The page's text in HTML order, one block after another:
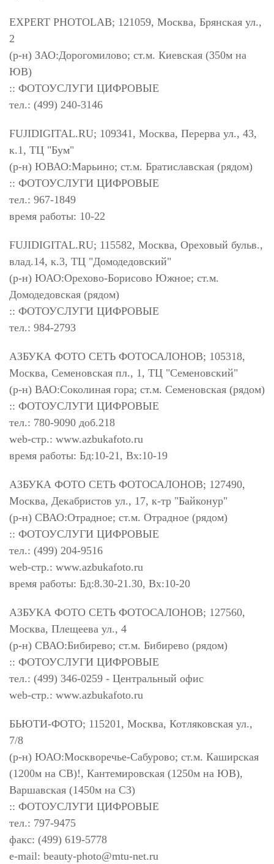
EXPERT PHOTOLAB; 121059, Москва, Брянская ул.,
2
(р-н) ЗАО:Дорогомилово; ст.м. Киевская (350м на
ЮВ)
:: ФОТОУСЛУГИ ЦИФРОВЫЕ
тел.: (499) 240-3146
FUJIDIGITAL.RU; 109341, Москва, Перерва ул., 43,
к.1, ТЦ "Бум"
(р-н) ЮВАО:Марьино; ст.м. Братиславская (рядом)
:: ФОТОУСЛУГИ ЦИФРОВЫЕ
тел.: 967-1849
время работы: 10-22
FUJIDIGITAL.RU; 115582, Москва, Ореховый бульв.,
влад.14, к.3, ТЦ "Домодедовский"
(р-н) ЮАО:Орехово-Борисово Южное; ст.м.
Домодедовская (рядом)
:: ФОТОУСЛУГИ ЦИФРОВЫЕ
тел.: 984-2793
АЗБУКА ФОТО СЕТЬ ФОТОСАЛОНОВ; 105318,
Москва, Семеновская пл., 1, ТЦ "Семеновский"
(р-н) ВАО:Соколиная гора; ст.м. Семеновская (рядом)
:: ФОТОУСЛУГИ ЦИФРОВЫЕ
тел.: 780-9090 доб.218
web-стр.: www.azbukafoto.ru
время работы: Бд:10-21, Вх:10-19
АЗБУКА ФОТО СЕТЬ ФОТОСАЛОНОВ; 127490,
Москва, Декабристов ул., 17, к-тр "Байконур"
(р-н) СВАО:Отрадное; ст.м. Отрадное (рядом)
:: ФОТОУСЛУГИ ЦИФРОВЫЕ
тел.: (499) 204-9516
web-стр.: www.azbukafoto.ru
время работы: Бд:8.30-21.30, Вх:10-20
АЗБУКА ФОТО СЕТЬ ФОТОСАЛОНОВ; 127560,
Москва, Плещеева ул., 4
(р-н) СВАО:Бибирево; ст.м. Бибирево (рядом)
:: ФОТОУСЛУГИ ЦИФРОВЫЕ
тел.: (499) 346-0259 - Центральный офис
web-стр.: www.azbukafoto.ru
БЬЮТИ-ФОТО; 115201, Москва, Котляковская ул.,
7/8
(р-н) ЮАО:Москворечье-Сабурово; ст.м. Каширская
(1200м на СВ)!, Кантемировская (1250м на ЮВ),
Варшавская (1450м на СЗ)
:: ФОТОУСЛУГИ ЦИФРОВЫЕ
тел.: 797-9475
факс: (499) 619-5778
e-mail: beauty-photo@mtu-net.ru